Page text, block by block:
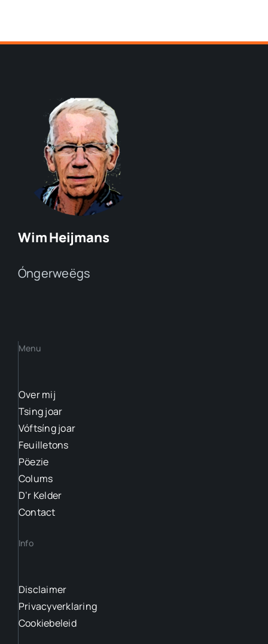
Wim Heijmans
Óngerweëgs
Menu
Over mij
Tsing joar
Vóftsíng joar
Feuilletons
Pöezie
Colums
D’r Kelder
Contact
Info
Disclaimer
Privacyverklaring
Cookiebeleid